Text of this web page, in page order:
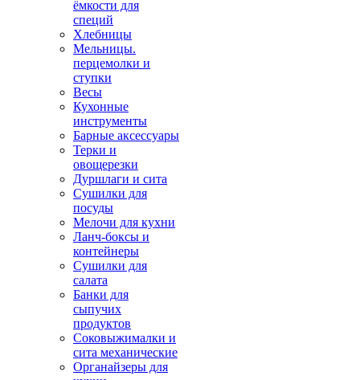
ёмкости для
специй
Хлебницы
Мельницы.
перцемолки и
ступки
Весы
Кухонные
инструменты
Барные аксессуары
Терки и
овощерезки
Дуршлаги и сита
Сушилки для
посуды
Мелочи для кухни
Ланч-боксы и
контейнеры
Сушилки для
салата
Банки для
сыпучих
продуктов
Соковыжималки и
сита механические
Органайзеры для